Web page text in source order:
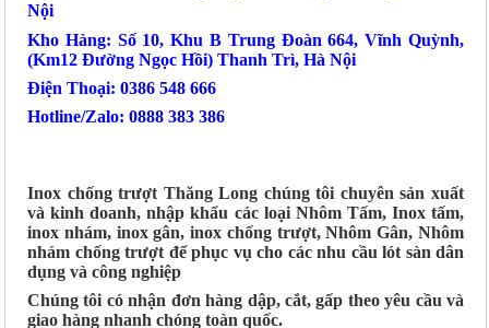
Nội
Kho Hàng: Số 10, Khu B Trung Đoàn 664, Vĩnh Quỳnh,
(Km12 Đường Ngọc Hồi) Thanh Trì, Hà Nội
Điện Thoại: 0386 548 666
Hotline/Zalo: 0888 383 386
Inox chống trượt Thăng Long chúng tôi chuyên sản xuất
và kinh doanh, nhập khẩu các loại Nhôm Tấm, Inox tấm,
inox nhám, inox gân, inox chống trượt, Nhôm Gân, Nhôm
nhám chống trượt để phục vụ cho các nhu cầu lót sàn dân
dụng và công nghiệp
Chúng tôi có nhận đơn hàng dập, cắt, gấp theo yêu cầu và
giao hàng nhanh chóng toàn quốc.